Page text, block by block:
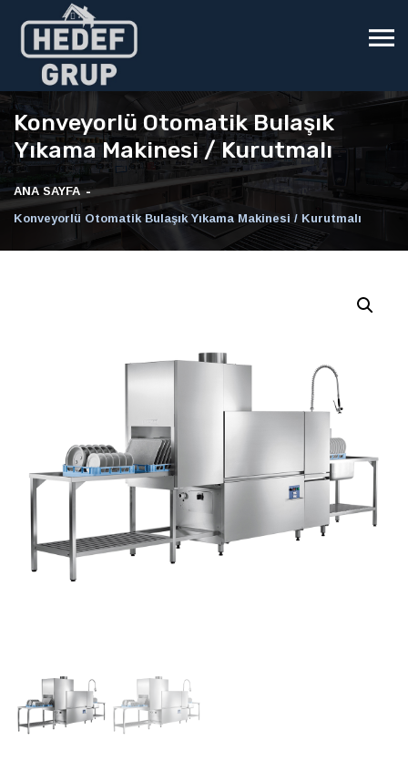
Konveyorlü Otomatik Bulaşık
Yıkama Makinesi / Kurutmalı
ANA SAYFA
Konveyorlü Otomatik Bulaşık Yıkama Makinesi / Kurutmalı